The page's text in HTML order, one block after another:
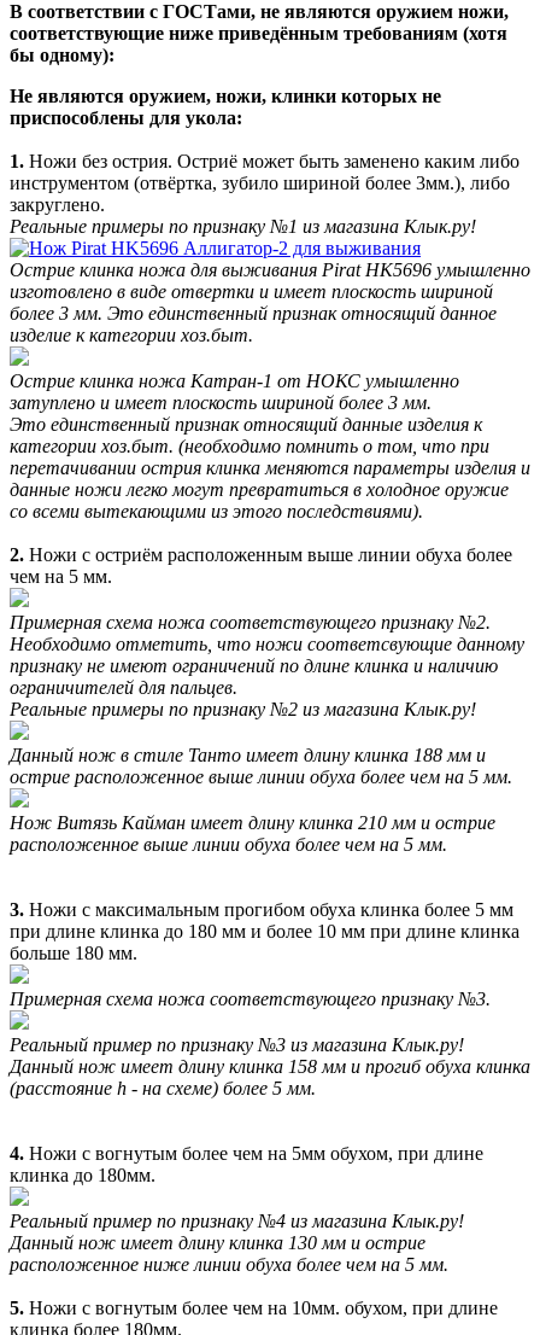
В соответствии с ГОСТами, не являются оружием ножи,
соответствующие ниже приведённым требованиям (хотя
бы одному):
Не являются оружием, ножи, клинки которых не
приспособлены для укола:
1. Ножи без острия. Остриё может быть заменено каким либо
инструментом (отвёртка, зубило шириной более 3мм.), либо
закруглено.
Реальные примеры по признаку №1 из магазина Клык.ру!
Острие клинка ножа для выживания Pirat HK5696 умышленно
изготовлено в виде отвертки и имеет плоскость шириной
более 3 мм. Это единственный признак относящий данное
изделие к категории хоз.быт.
Острие клинка ножа Катран-1 от НОКС умышленно
затуплено и имеет плоскость шириной более 3 мм.
Это единственный признак относящий данные изделия к
категории хоз.быт. (необходимо помнить о том, что при
перетачивании острия клинка меняются параметры изделия и
данные ножи легко могут превратиться в холодное оружие
со всеми вытекающими из этого последствиями).
2. Ножи с остриём расположенным выше линии обуха более
чем на 5 мм.
Примерная схема ножа соответствующего признаку №2.
Необходимо отметить, что ножи соответсвующие данному
признаку не имеют ограничений по длине клинка и наличию
ограничителей для пальцев.
Реальные примеры по признаку №2 из магазина Клык.ру!
Данный нож в стиле Танто имеет длину клинка 188 мм и
острие расположенное выше линии обуха более чем на 5 мм.
Нож Витязь Кайман имеет длину клинка 210 мм и острие
расположенное выше линии обуха более чем на 5 мм.
3. Ножи c максимальным прогибом обуха клинка более 5 мм
при длине клинка до 180 мм и более 10 мм при длине клинка
больше 180 мм.
Примерная схема ножа соответствующего признаку №3.
Реальный пример по признаку №3 из магазина Клык.ру!
Данный нож имеет длину клинка 158 мм и прогиб обуха клинка
(расстояние h - на схеме) более 5 мм.
4. Ножи с вогнутым более чем на 5мм обухом, при длине
клинка до 180мм.
Реальный пример по признаку №4 из магазина Клык.ру!
Данный нож имеет длину клинка 130 мм и острие
расположенное ниже линии обуха более чем на 5 мм.
5. Ножи с вогнутым более чем на 10мм. обухом, при длине
клинка более 180мм.